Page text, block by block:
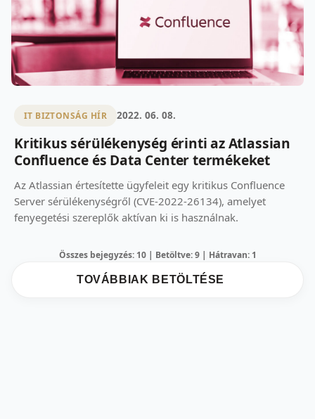
IT BIZTONSÁG HÍR 2022. 06. 08.
Kritikus sérülékenység érinti az Atlassian
Confluence és Data Center termékeket
Az Atlassian értesítette ügyfeleit egy kritikus Confluence
Server sérülékenységről (CVE-2022-26134), amelyet
fenyegetési szereplők aktívan ki is használnak.
Összes bejegyzés: 10 | Betöltve: 9 | Hátravan: 1
TOVÁBBIAK BETÖLTÉSE